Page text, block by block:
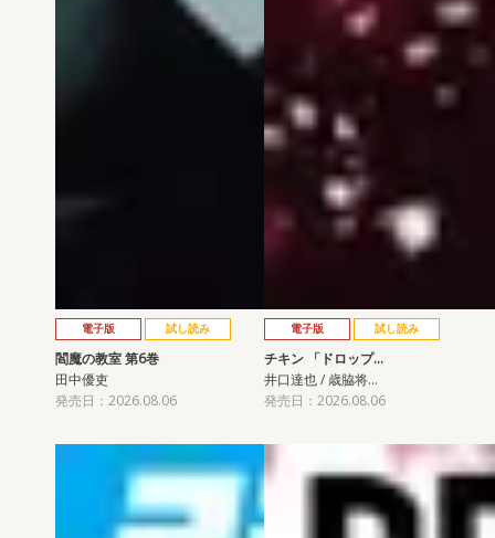
電子版 試し読み
閻魔の教室 第6巻
田中優吏
発売日：2026.08.06
電子版 試し読み
チキン 「ドロップ…
井口達也 / 歳脇将…
発売日：2026.08.06